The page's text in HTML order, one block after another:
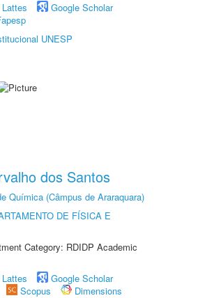
Google Scholar
UNESP
dos Santos
Química (Câmpus de Araraquara)
DE FÍSICA E
Category: RDIDP Academic
Google Scholar
Scopus
Dimensions